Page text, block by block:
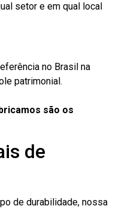
setor e em qual local
no Brasil na
patrimonial.
são os
de
de durabilidade, nossa